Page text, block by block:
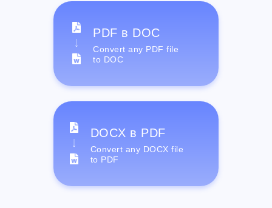
PDF в DOC
Convert any PDF file
to DOC
DOCX в PDF
Convert any DOCX file
to PDF